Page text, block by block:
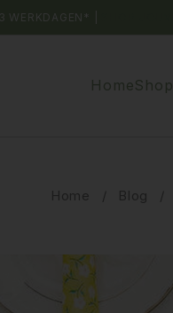
WERKDAGEN* |
HomeShop
Home / Blog /